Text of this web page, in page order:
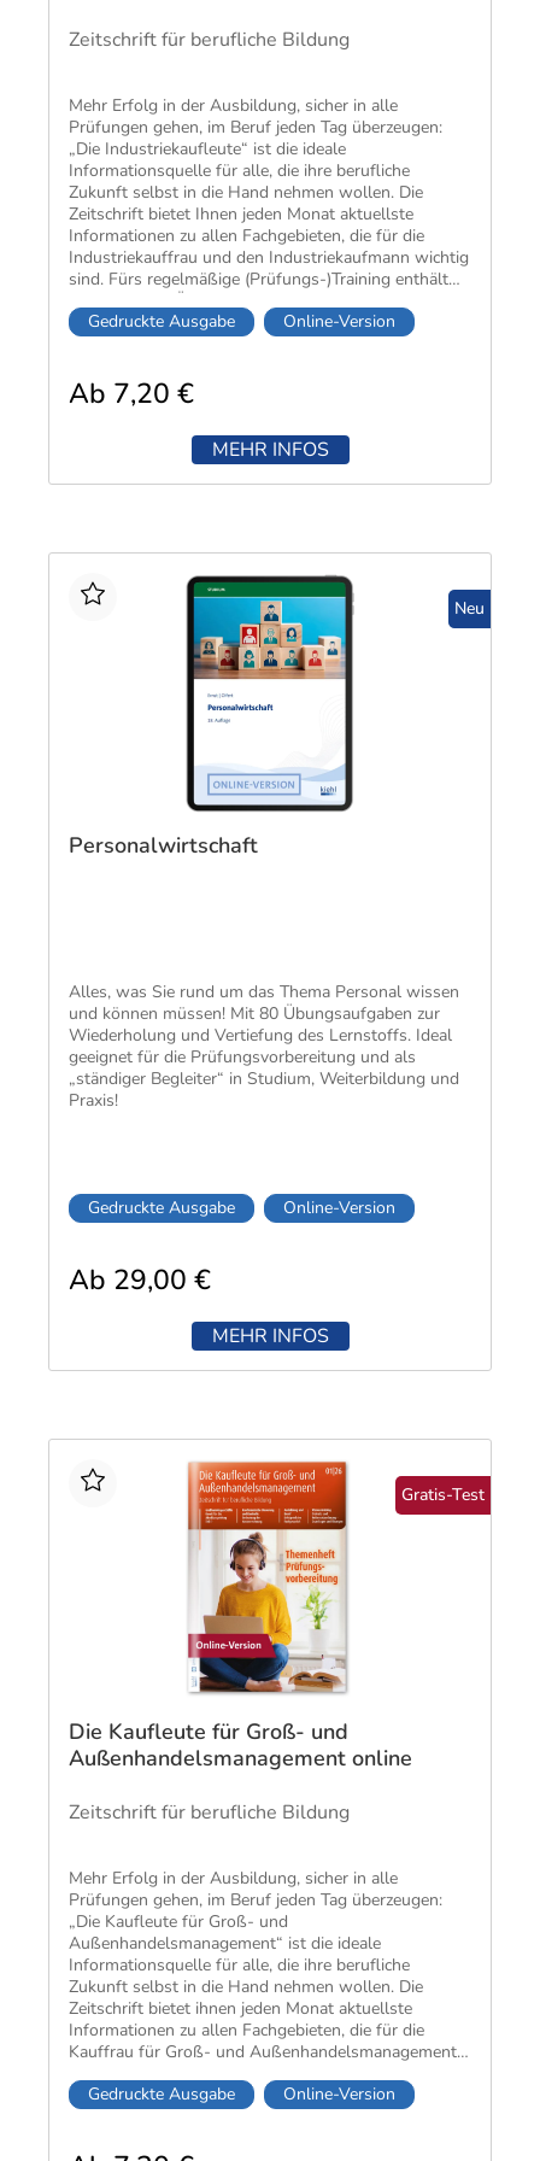
Zeitschrift für berufliche Bildung
Mehr Erfolg in der Ausbildung, sicher in alle
Prüfungen gehen, im Beruf jeden Tag überzeugen:
„Die Industriekaufleute“ ist die ideale
Informationsquelle für alle, die ihre berufliche
Zukunft selbst in die Hand nehmen wollen. Die
Zeitschrift bietet Ihnen jeden Monat aktuellste
Informationen zu allen Fachgebieten, die für die
Industriekauffrau und den Industriekaufmann wichtig
sind. Fürs regelmäßige (Prüfungs-)Training enthält
Wiederholungsfragen und Praxisfälle mit Lösungen.
Gedruckte Ausgabe Online-Version
Ab 7,20 €
MEHR INFOS
Neu
Personalwirtschaft
​Alles, was Sie rund um das Thema Personal wissen
und können müssen! Mit 80 Übungsaufgaben zur
Wiederholung und Vertiefung des Lernstoffs. Ideal
geeignet für die Prüfungsvorbereitung und als
„ständiger Begleiter“ in Studium, Weiterbildung und
Praxis!
Gedruckte Ausgabe Online-Version
Ab 29,00 €
MEHR INFOS
Gratis-Test
Die Kaufleute für Groß- und
Außenhandelsmanagement online
Zeitschrift für berufliche Bildung
Mehr Erfolg in der Ausbildung, sicher in alle
Prüfungen gehen, im Beruf jeden Tag überzeugen:
„Die Kaufleute für Groß- und
Außenhandelsmanagement“ ist die ideale
Informationsquelle für alle, die ihre berufliche
Zukunft selbst in die Hand nehmen wollen. Die
Zeitschrift bietet ihnen jeden Monat aktuellste
Informationen zu allen Fachgebieten, die für die
Kauffrau für Groß- und Außenhandelsmanagement
Außenhandelsmanagement wichtig sind.
Gedruckte Ausgabe Online-Version